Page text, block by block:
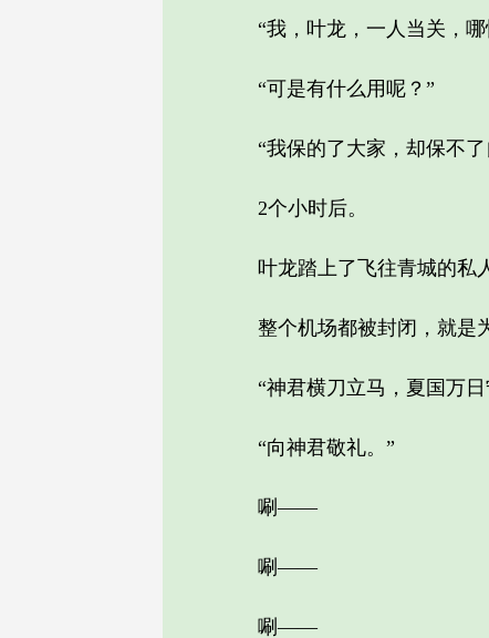
“我，叶龙，一人当关，哪
“可是有什么用呢？”
“我保的了大家，却保不
2个小时后。
叶龙踏上了飞往青城的私人
整个机场都被封闭，就是为
“神君横刀立马，夏国万日
“向神君敬礼。”
唰——
唰——
唰——